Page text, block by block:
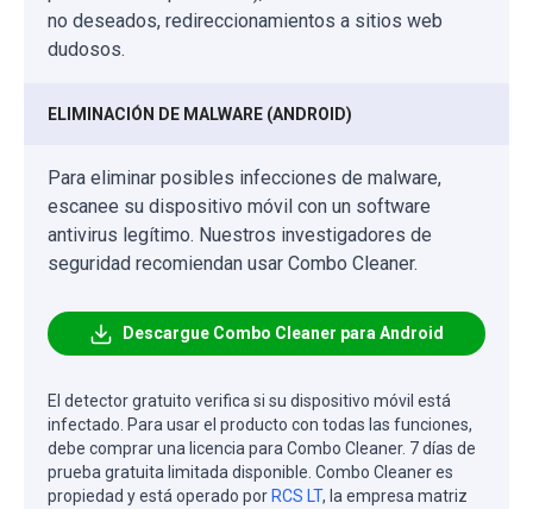
no deseados, redireccionamientos a sitios web
dudosos.
ELIMINACIÓN DE MALWARE (ANDROID)
Para eliminar posibles infecciones de malware,
escanee su dispositivo móvil con un software
antivirus legítimo. Nuestros investigadores de
seguridad recomiendan usar Combo Cleaner.
Descargue Combo Cleaner para Android
El detector gratuito verifica si su dispositivo móvil está
infectado. Para usar el producto con todas las funciones,
debe comprar una licencia para Combo Cleaner. 7 días de
prueba gratuita limitada disponible. Combo Cleaner es
propiedad y está operado por RCS LT, la empresa matriz